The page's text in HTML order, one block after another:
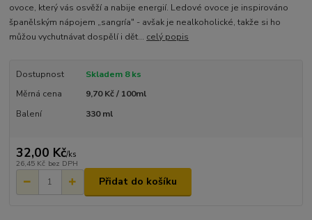
ovoce, který vás osvěží a nabije energií. Ledové ovoce je inspirováno
španělským nápojem „sangría" - avšak je nealkoholické, takže si ho
můžou vychutnávat dospělí i dět... celý popis
Dostupnost
Skladem 8 ks
Měrná cena
9,70 Kč / 100ml
Balení
330 ml
32,00 Kč/ks
26,45 Kč bez DPH
Přidat do košíku